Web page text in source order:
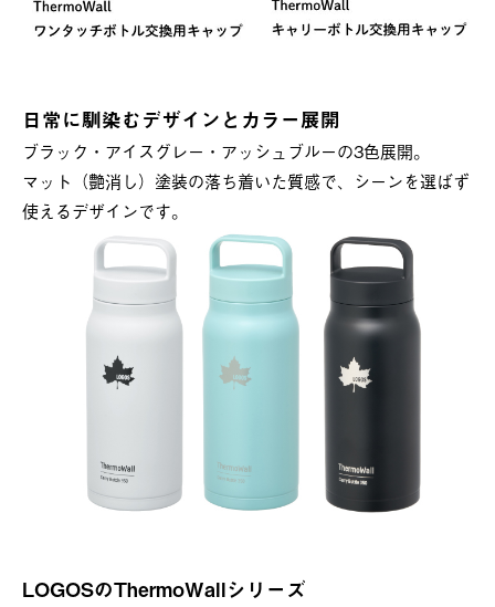
日常に馴染むデザインとカラー展開
ブラック・アイスグレー・アッシュブルーの3色展開。
マット（艶消し）塗装の落ち着いた質感で、シーンを選ばず
使えるデザインです。
LOGOSのThermoWallシリーズ